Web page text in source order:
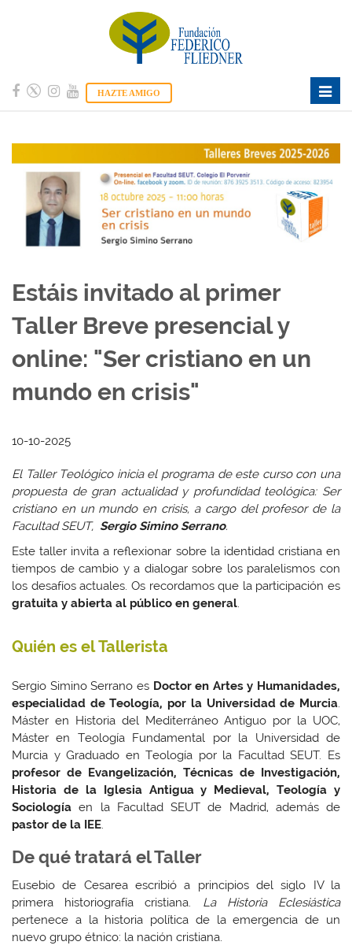
HAZTE AMIGO
Estáis invitado al primer
Taller Breve presencial y
online: "Ser cristiano en un
mundo en crisis"
10-10-2025
El Taller Teológico inicia el programa de este curso con una
propuesta de gran actualidad y profundidad teológica: Ser
cristiano en un mundo en crisis, a cargo del profesor de la
Facultad SEUT, Sergio Simino Serrano.
Este taller invita a reflexionar sobre la identidad cristiana en
tiempos de cambio y a dialogar sobre los paralelismos con
los desafíos actuales. Os recordamos que la participación es
gratuita y abierta al público en general.
Quién es el Tallerista
Sergio Simino Serrano es Doctor en Artes y Humanidades,
especialidad de Teología, por la Universidad de Murcia.
Máster en Historia del Mediterráneo Antiguo por la UOC,
Máster en Teología Fundamental por la Universidad de
Murcia y Graduado en Teología por la Facultad SEUT. Es
profesor de Evangelización, Técnicas de Investigación,
Historia de la Iglesia Antigua y Medieval, Teología y
Sociología en la Facultad SEUT de Madrid, además de
pastor de la IEE.
De qué tratará el Taller
Eusebio de Cesarea escribió a principios del siglo IV la
primera historiografía cristiana. La Historia Eclesiástica
pertenece a la historia política de la emergencia de un
nuevo grupo étnico: la nación cristiana.